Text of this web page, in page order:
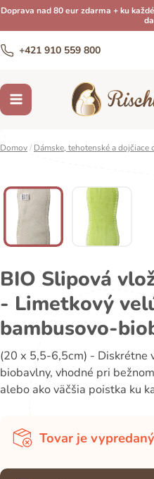
Doprava nad 80 eur zdarma + ku
+421 910 559 800
Domov/ Dámske, tehotenské a dojčiace
BIO Slipová
- Limetkový
bambusovo-
(20 x 5,5-6,5cm) - Diskrétne
biobavlny, vhodné pri
alebo ako väčšia poistka ku
Tovar je vypredaný